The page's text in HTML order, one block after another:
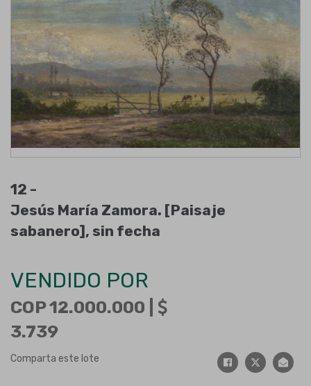
12 -
Jesús María Zamora. [Paisaje
sabanero], sin fecha
VENDIDO POR
COP 12.000.000 |
3.739
Comparta este lote